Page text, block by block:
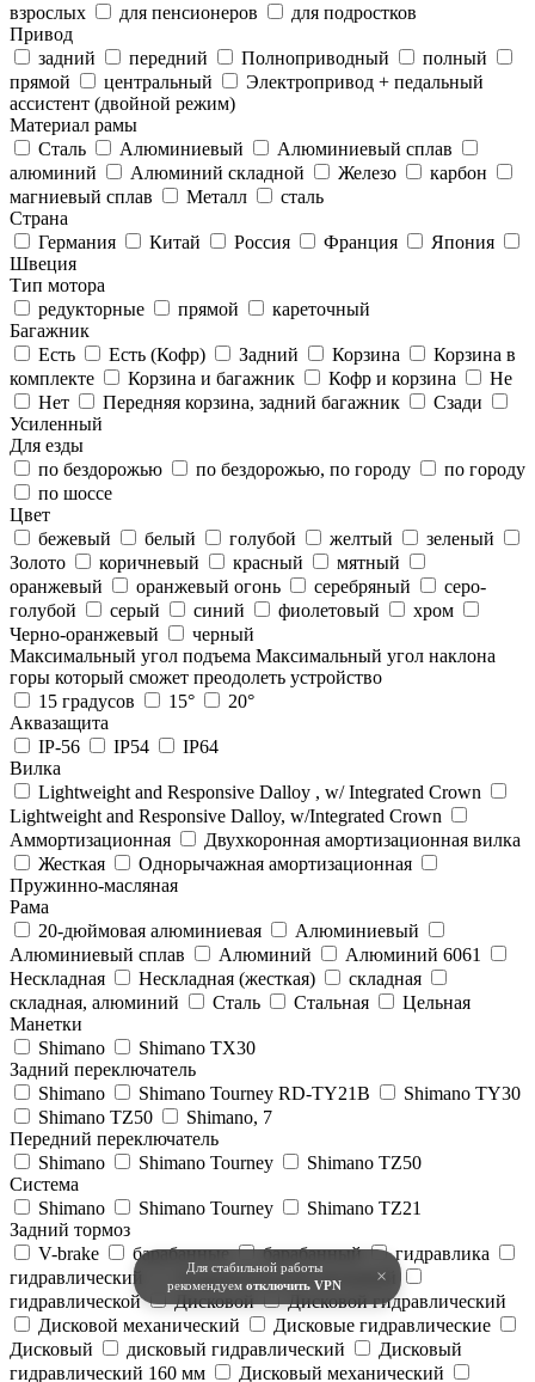
Для стабильной работы
рекомендуем отключить VPN ×
взрослых
для пенсионеров
для подростков
Привод
задний
передний Полноприводный
полный
прямой
центральный
Электропривод + педальный
ассистент (двойной режим)
Материал рамы
Cталь
Алюминиевый
Алюминиевый сплав
алюминий
Алюминий складной Железо
карбон
магниевый сплав
Металл
сталь
Страна
Германия
Китай Россия Франция
Япония
Швеция
Тип мотора
редукторные
прямой
кареточный
Багажник
Есть
Есть (Кофр) Задний Корзина
Корзина в
комплекте
Корзина и багажник Кофр и корзина
Не
Нет
Передняя корзина, задний багажник
Сзади
Усиленный
Для езды
по бездорожью
по бездорожью, по городу
по городу
по шоссе
Цвет
бежевый
белый голубой желтый
зеленый
Золото
коричневый красный
мятный
оранжевый
оранжевый огонь серебряный
серо-
голубой
серый синий фиолетовый
хром
Черно-оранжевый
черный
Максимальный угол подъема Максимальный угол наклона
горы который сможет преодолеть устройство
15 градусов
15°
20°
Аквазащита
IP-56
IP54
IP64
Вилка
Lightweight and Responsive Dalloy , w/ Integrated Crown
Lightweight and Responsive Dalloy, w/Integrated Crown
Аммортизационная
Двухкоронная амортизационная вилка
Жесткая
Однорычажная амортизационная
Пружинно-масляная
Рама
20-дюймовая алюминиевая
Алюминиевый
Алюминиевый сплав
Алюминий
Алюминий 6061
Нескладная
Нескладная (жесткая)
складная
складная, алюминий
Сталь Стальная
Цельная
Манетки
Shimano
Shimano TX30
Задний переключатель
Shimano
Shimano Tourney RD-TY21B
Shimano TY30
Shimano TZ50
Shimano, 7
Передний переключатель
Shimano
Shimano Tourney
Shimano TZ50
Система
Shimano
Shimano Tourney
Shimano TZ21
Задний тормоз
V-brake
барабанные барабанный
гидравлика
гидравлический
Гидравлический дисковый
гидравлической
Дисковой
Дисковой гидравлический
Дисковой механический
Дисковые гидравлические
Дисковый
дисковый гидравлический
Дисковый
гидравлический 160 мм
Дисковый механический